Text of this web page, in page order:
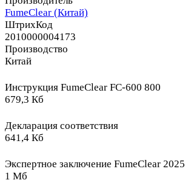
FumeClear (Китай)
ШтрихКод
2010000004173
Производство
Китай
Инструкция FumeClear FC-600 800
679,3 Кб
Декларация соответствия
641,4 Кб
Экспертное заключение FumeClear 2025
1 Мб